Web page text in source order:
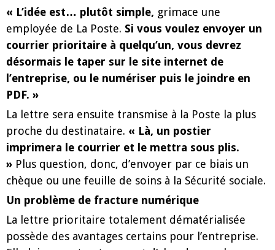
« L’idée est… plutôt simple, grimace une
employée de La Poste. Si vous voulez envoyer un
courrier prioritaire à quelqu’un, vous devrez
désormais le taper sur le site internet de
l’entreprise, ou le numériser puis le joindre en
PDF. »
La lettre sera ensuite transmise à la Poste la plus
proche du destinataire. « Là, un postier
imprimera le courrier et le mettra sous plis.
» Plus question, donc, d’envoyer par ce biais un
chèque ou une feuille de soins à la Sécurité sociale.
Un problème de fracture numérique
La lettre prioritaire totalement dématérialisée
possède des avantages certains pour l’entreprise.